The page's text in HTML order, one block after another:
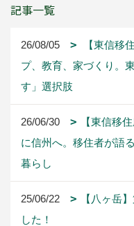
記事一覧
26/08/05
【東信移
プ、教育、家づくり。
す」選択肢
26/06/30
【東信移
に信州へ。移住者が語
暮らし
25/06/22
【八ヶ岳
した！